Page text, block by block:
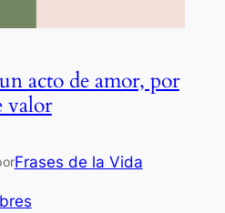
acto de amor, por
valor
Frases de la Vida